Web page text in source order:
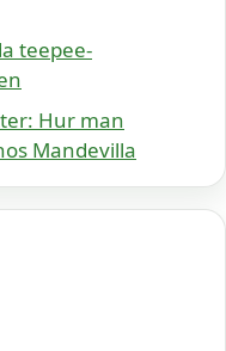
teepee-
Hur man
Mandevilla